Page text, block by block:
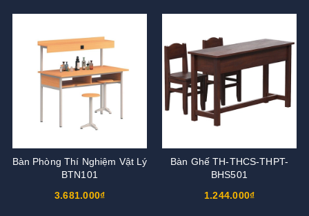
Bàn Phòng Thí Nghiệm Vật Lý
BTN101
3.681.000₫
Bàn Ghế TH-THCS-THPT-
BHS501
1.244.000₫